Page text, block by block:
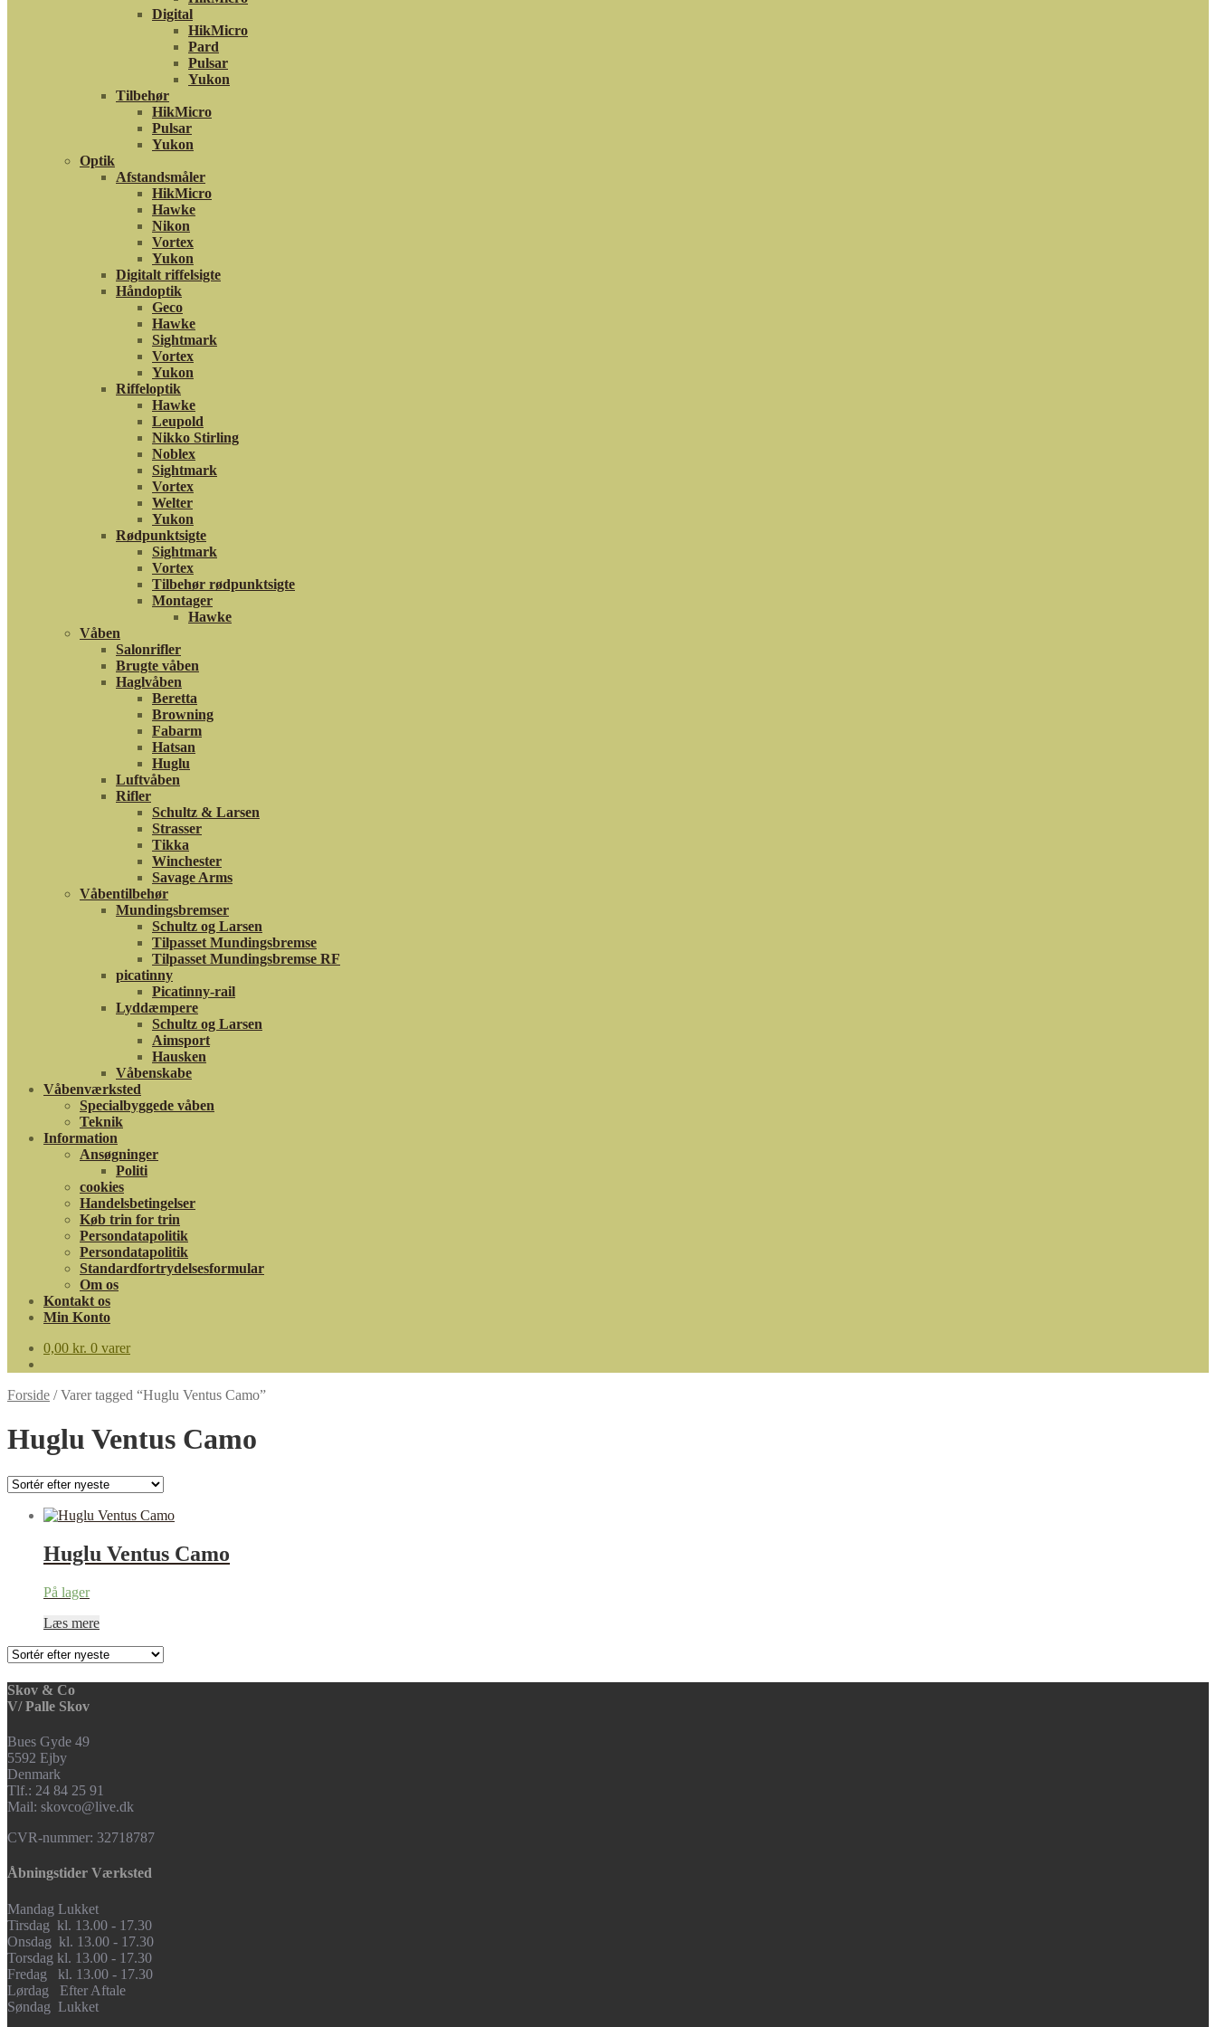
Digital
HikMicro
Pard
Pulsar
Yukon
Tilbehør
HikMicro
Pulsar
Yukon
Optik
Afstandsmåler
HikMicro
Hawke
Nikon
Vortex
Yukon
Digitalt riffelsigte
Håndoptik
Geco
Hawke
Sightmark
Vortex
Yukon
Riffeloptik
Hawke
Leupold
Nikko Stirling
Noblex
Sightmark
Vortex
Welter
Yukon
Rødpunktsigte
Sightmark
Vortex
Tilbehør rødpunktsigte
Montager
Hawke
Våben
Salonrifler
Brugte våben
Haglvåben
Beretta
Browning
Fabarm
Hatsan
Huglu
Luftvåben
Rifler
Schultz & Larsen
Strasser
Tikka
Winchester
Savage Arms
Våbentilbehør
Mundingsbremser
Schultz og Larsen
Tilpasset Mundingsbremse
Tilpasset Mundingsbremse RF
picatinny
Picatinny-rail
Lyddæmpere
Schultz og Larsen
Aimsport
Hausken
Våbenskabe
Våbenværksted
Specialbyggede våben
Teknik
Information
Ansøgninger
Politi
cookies
Handelsbetingelser
Køb trin for trin
Persondatapolitik
Persondatapolitik
Standardfortrydelsesformular
Om os
Kontakt os
Min Konto
0,00 kr. 0 varer
Forside /Varer tagged “Huglu Ventus Camo”
Huglu Ventus Camo
Huglu Ventus Camo
På lager
Læs mere
Skov & Co
V/ Palle Skov
Bues Gyde 49
5592 Ejby
Denmark
Tlf.: 24 84 25 91
Mail: skovco@live.dk
CVR-nummer: 32718787
Åbningstider Værksted
Mandag Lukket
Tirsdag kl. 13.00 - 17.30
Onsdag kl. 13.00 - 17.30
Torsdag kl. 13.00 - 17.30
Fredag kl. 13.00 - 17.30
Lørdag Efter Aftale
Søndag Lukket